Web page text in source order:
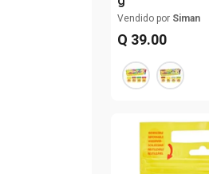
Vendido por Siman
Q 39.00